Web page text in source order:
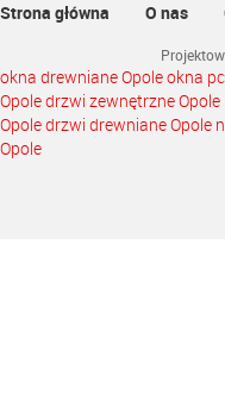
Strona główna O nas
okna drewniane Opole okna
Opole drzwi zewnętrzne
Opole drzwi drewniane Opole
Opole